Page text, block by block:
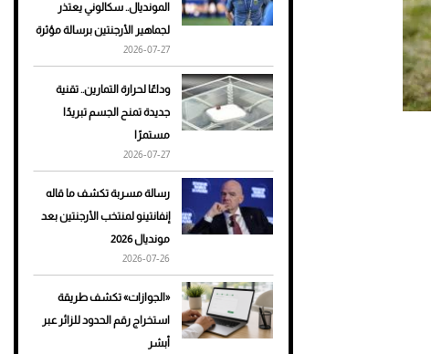
هوى الأبطال
أفضل تدريج للشعر الطويل
لإطلالة جريئة وعصرية
للرجال
المونديال.. سكالوني يعتذر
لجماهير الأرجنتين برسالة مؤثرة
2026-07-27
وداعًا لحرارة التمارين.. تقنية
جديدة تمنح الجسم تبريدًا
مستمرًا
2026-07-27
رسالة مسربة تكشف ما قاله
إنفانتينو لمنتخب الأرجنتين بعد
مونديال 2026
2026-07-26
«الجوازات» تكشف طريقة
استخراج رقم الحدود للزائر عبر
أبشر